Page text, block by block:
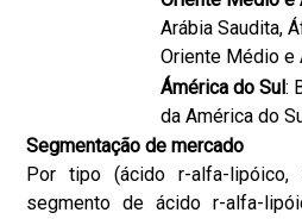
Arábia Saudita,
Oriente Médio e
Ámérica do Sul:
da América do
Segmentação de mercado
Por tipo (ácido r-alfa-lipóico,
segmento de ácido r-alfa-